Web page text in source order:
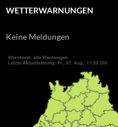
WETTERWARNUNGEN
Keine Meldungen